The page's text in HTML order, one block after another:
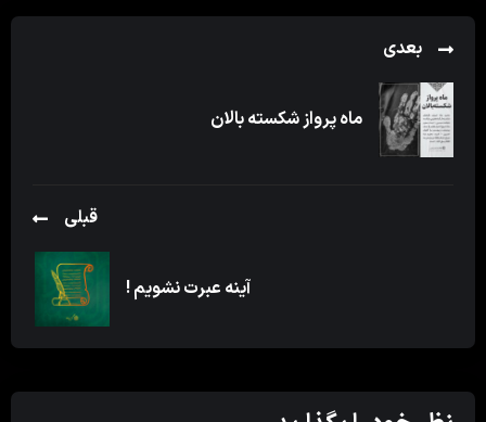
بعدی
ماه پرواز شکسته بالان
قبلی
آینه عبرت نشویم !